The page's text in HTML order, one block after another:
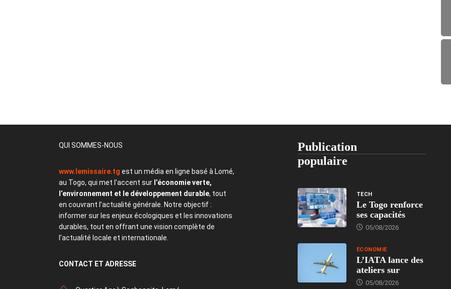
QUI SOMMES-NOUS
www.lemissaire.tg est un média en ligne basé à Lomé,
au Togo, qui met l’accent sur l’économie verte,
l’environnement et le développement durable, tout
en couvrant l’actualité générale. Notre objectif :
informer sur les enjeux écologiques et les innovations
durables, tout en offrant une vision complète de
l’actualité locale et internationale.
CONTACT ET ADRESSE
Publication
populaire
TECH
Le Togo renforce
ses capacités
05/08/2026
ECONOMIE
L’IATA lance des
ateliers sur
05/08/2026